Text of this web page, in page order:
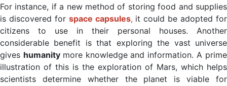
For instance, if a new method of storing food and supplies
is discovered for space capsules, it could be adopted for
citizens to use in their personal houses. Another
considerable benefit is that exploring the vast universe
gives humanity more knowledge and information. A prime
illustration of this is the exploration of Mars, which helps
scientists determine whether the planet is viable for